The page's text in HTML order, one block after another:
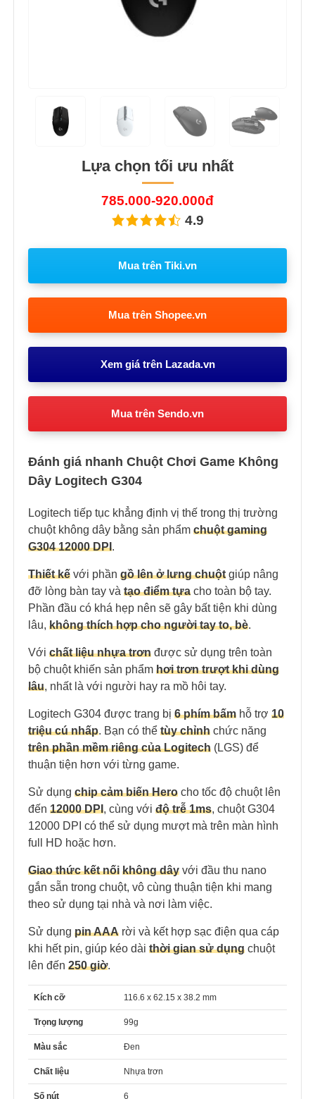
Lựa chọn tối ưu nhất
785.000-920.000đ
4.9
Mua trên Tiki.vn
Mua trên Shopee.vn
Xem giá trên Lazada.vn
Mua trên Sendo.vn
Đánh giá nhanh Chuột Chơi Game Không
Dây Logitech G304
Logitech tiếp tục khẳng định vị thế trong thị trường
chuột không dây bằng sản phẩm chuột gaming
G304 12000 DPI.
Thiết kế với phần gồ lên ở lưng chuột giúp nâng
đỡ lòng bàn tay và tạo điểm tựa cho toàn bộ tay.
Phần đầu có khá hẹp nên sẽ gây bất tiện khi dùng
lâu, không thích hợp cho người tay to, bè.
Với chất liệu nhựa trơn được sử dụng trên toàn
bộ chuột khiến sản phẩm hơi trơn trượt khi dùng
lâu, nhất là với người hay ra mồ hôi tay.
Logitech G304 được trang bị 6 phím bấm hỗ trợ 10
triệu cú nhấp. Bạn có thể tùy chỉnh chức năng
trênphần mềm riêng của Logitech (LGS) để
thuận tiện hơn với từng game.
Sử dụng chip cảm biến Hero cho tốc độ chuột lên
đến 12000 DPI, cùng với độ trễ 1ms, chuột G304
12000 DPI có thể sử dụng mượt mà trên màn hình
full HD hoặc hơn.
Giao thức kết nối không dây với đầu thu nano
gắn sẵn trong chuột, vô cùng thuận tiện khi mang
theo sử dụng tại nhà và nơi làm việc.
Sử dụng pin AAA rời và kết hợp sạc điện qua cáp
khi hết pin, giúp kéo dài thời gian sử dụng chuột
lên đến 250 giờ.
Kích cỡ 116.6 x 62.15 x 38.2 mm
Trọng lượng 99g
Màu sắc Đen
Chất liệu Nhựa trơn
Số nút 6